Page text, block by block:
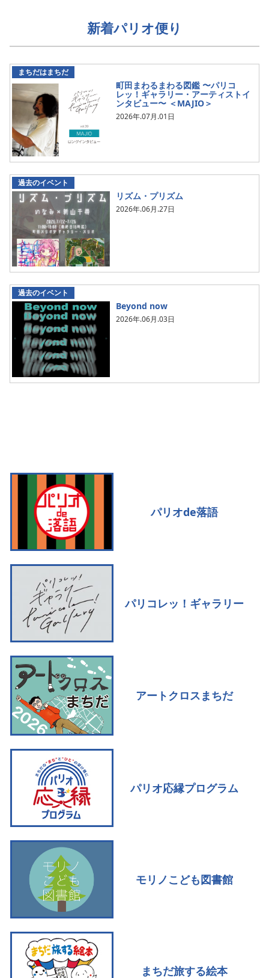
新着パリオ便り
まちだはまちだ
町田まわるまわる図鑑 〜パリコ
レッ！ギャラリー・アーティストイ
ンタビュー〜 ＜MAJIO＞
2026年.07月.01日
過去のイベント
リズム・プリズム
2026年.06月.27日
過去のイベント
Beyond now
2026年.06月.03日
パリオde落語
パリコレッ！ギャラリー
アートクロスまちだ
パリオ応縁プログラム
モリノこども図書館
まちだ旅する絵本